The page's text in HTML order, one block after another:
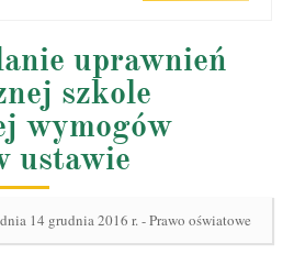
uprawnień
szkole
wymogów
ustawie
14 grudnia 2016 r. - Prawo oświatowe